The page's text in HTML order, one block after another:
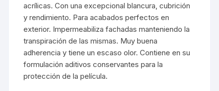
acrílicas. Con una excepcional blancura, cubrición
y rendimiento. Para acabados perfectos en
exterior. Impermeabiliza fachadas manteniendo la
transpiración de las mismas. Muy buena
adherencia y tiene un escaso olor. Contiene en su
formulación aditivos conservantes para la
protección de la película.